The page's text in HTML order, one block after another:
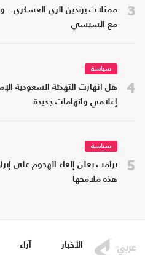
3
ممثلات يرتدين الزي
مع السيسي
4
سياسة
هل انهارت التهدئة السعودية
إعلامي واتهامات جديدة
5
سياسة
ترامب يعلن إلغاء الهجوم على
هذه ملامحها
الأخبار آراء